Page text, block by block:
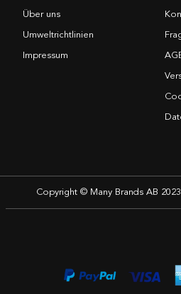
Über uns
Umweltrichtlinien
Impressum
Copyright © Many Brands AB